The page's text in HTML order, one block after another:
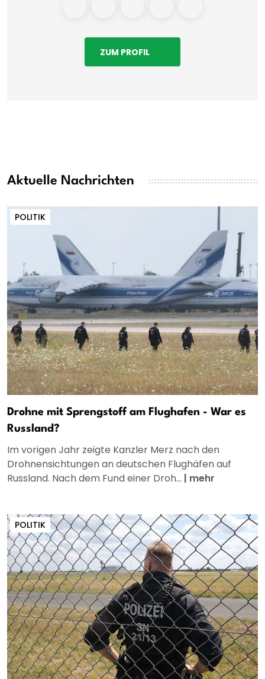
ZUM PROFIL
Aktuelle Nachrichten
POLITIK
Drohne mit Sprengstoff am Flughafen - War es
Russland?
Im vorigen Jahr zeigte Kanzler Merz nach den
Drohnensichtungen an deutschen Flughäfen auf
Russland. Nach dem Fund einer Droh... | mehr
POLITIK